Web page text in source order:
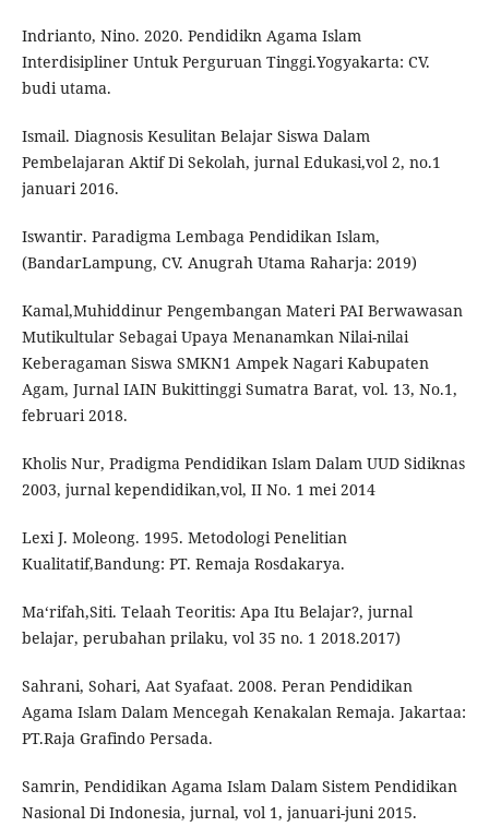
Indrianto, Nino. 2020. Pendidikn Agama Islam
Interdisipliner Untuk Perguruan Tinggi.Yogyakarta: CV.
budi utama.
Ismail. Diagnosis Kesulitan Belajar Siswa Dalam
Pembelajaran Aktif Di Sekolah, jurnal Edukasi,vol 2, no.1
januari 2016.
Iswantir. Paradigma Lembaga Pendidikan Islam,
(BandarLampung, CV. Anugrah Utama Raharja: 2019)
Kamal,Muhiddinur Pengembangan Materi PAI Berwawasan
Mutikultular Sebagai Upaya Menanamkan Nilai-nilai
Keberagaman Siswa SMKN1 Ampek Nagari Kabupaten
Agam, Jurnal IAIN Bukittinggi Sumatra Barat, vol. 13, No.1,
februari 2018.
Kholis Nur, Pradigma Pendidikan Islam Dalam UUD Sidiknas
2003, jurnal kependidikan,vol, II No. 1 mei 2014
Lexi J. Moleong. 1995. Metodologi Penelitian
Kualitatif,Bandung: PT. Remaja Rosdakarya.
Ma‘rifah,Siti. Telaah Teoritis: Apa Itu Belajar?, jurnal
belajar, perubahan prilaku, vol 35 no. 1 2018.2017)
Sahrani, Sohari, Aat Syafaat. 2008. Peran Pendidikan
Agama Islam Dalam Mencegah Kenakalan Remaja. Jakartaa:
PT.Raja Grafindo Persada.
Samrin, Pendidikan Agama Islam Dalam Sistem Pendidikan
Nasional Di Indonesia, jurnal, vol 1, januari-juni 2015.